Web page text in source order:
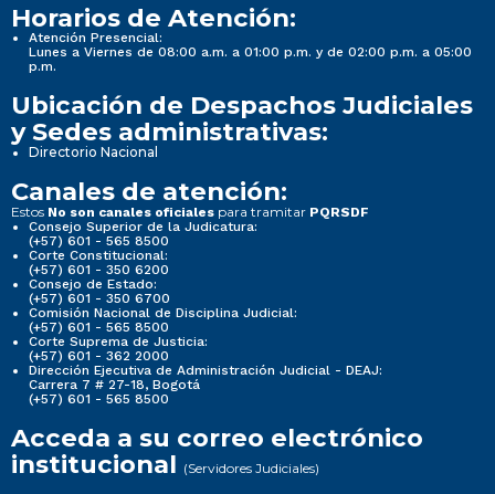
Horarios de Atención:
Atención Presencial:
Lunes a Viernes de 08:00 a.m. a 01:00 p.m. y de 02:00 p.m. a 05:00
p.m.
Ubicación de Despachos Judiciales
y Sedes administrativas:
Directorio Nacional
Canales de atención:
Estos No son canales oficiales para tramitar PQRSDF
Consejo Superior de la Judicatura:
(+57) 601 - 565 8500
Corte Constitucional:
(+57) 601 - 350 6200
Consejo de Estado:
(+57) 601 - 350 6700
Comisión Nacional de Disciplina Judicial:
(+57) 601 - 565 8500
Corte Suprema de Justicia:
(+57) 601 - 362 2000
Dirección Ejecutiva de Administración Judicial - DEAJ:
Carrera 7 # 27-18, Bogotá
(+57) 601 - 565 8500
Acceda a su correo electrónico
institucional (Servidores Judiciales)